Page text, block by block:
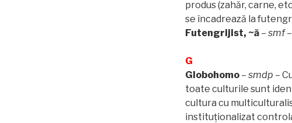
produs (zahăr, carne,
se încadrează la
Futengrijist, ~ă– smf
G
Globohomo– smdp –
toate culturile sunt
cultura cu
instituționalizat